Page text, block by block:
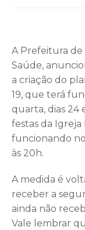
A Prefeitura de
Saúde,
a criação do
19, que terá
quarta, dias 24
festas da Igreja
funcionando
às 20h.
A medida é
receber a
ainda não
Vale lembrar